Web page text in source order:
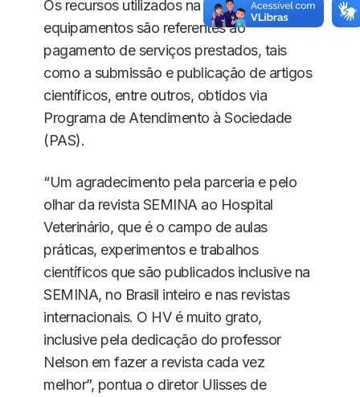
Os recursos utilizados na compra dos
equipamentos são referentes ao
pagamento de serviços prestados, tais
como a submissão e publicação de artigos
científicos, entre outros, obtidos via
Programa de Atendimento à Sociedade
(PAS).
“Um agradecimento pela parceria e pelo
olhar da revista SEMINA ao Hospital
Veterinário, que é o campo de aulas
práticas, experimentos e trabalhos
científicos que são publicados inclusive na
SEMINA, no Brasil inteiro e nas revistas
internacionais. O HV é muito grato,
inclusive pela dedicação do professor
Nelson em fazer a revista cada vez
melhor”, pontua o diretor Ulisses de